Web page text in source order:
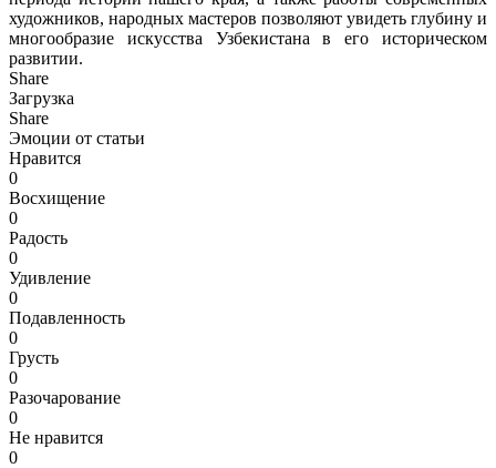
художников, народных мастеров позволяют увидеть глубину и
многообразие искусства Узбекистана в его историческом
развитии.
Share
Загрузка
Share
Эмоции от статьи
Нравится
0
Восхищение
0
Радость
0
Удивление
0
Подавленность
0
Грусть
0
Разочарование
0
Не нравится
0